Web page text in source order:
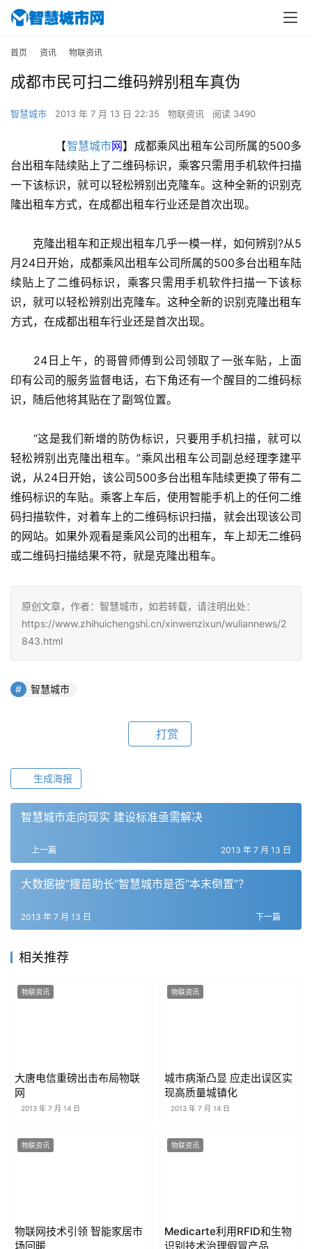
首页 资讯 物联资讯
成都市民可扫二维码辨别租车真伪
智慧城市 2013 年 7 月 13 日 22:35 物联资讯 阅读 3490
【智慧城市网】成都乘风出租车公司所属的500多
台出租车陆续贴上了二维码标识，乘客只需用手机软件扫描
一下该标识，就可以轻松辨别出克隆车。这种全新的识别克
隆出租车方式，在成都出租车行业还是首次出现。
克隆出租车和正规出租车几乎一模一样，如何辨别?从5
月24日开始，成都乘风出租车公司所属的500多台出租车陆
续贴上了二维码标识，乘客只需用手机软件扫描一下该标
识，就可以轻松辨别出克隆车。这种全新的识别克隆出租车
方式，在成都出租车行业还是首次出现。
24日上午，的哥曾师傅到公司领取了一张车贴，上面
印有公司的服务监督电话，右下角还有一个醒目的二维码标
识，随后他将其贴在了副驾位置。
“这是我们新增的防伪标识，只要用手机扫描，就可以
轻松辨别出克隆出租车。”乘风出租车公司副总经理李建平
说，从24日开始，该公司500多台出租车陆续更换了带有二
维码标识的车贴。乘客上车后，使用智能手机上的任何二维
码扫描软件，对着车上的二维码标识扫描，就会出现该公司
的网站。如果外观看是乘风公司的出租车，车上却无二维码
或二维码扫描结果不符，就是克隆出租车。
原创文章，作者：智慧城市，如若转载，请注明出处：
https://www.zhihuichengshi.cn/xinwenzixun/wuliannews/2
843.html
智慧城市
打赏
生成海报
智慧城市走向现实 建设标准亟需解决
上一篇 2013 年 7 月 13 日
大数据被“揠苗助长”智慧城市是否“本末倒置”？
下一篇
2013 年 7 月 13 日
相关推荐
物联资讯
大唐电信重磅出击布局物联
网
2013 年 7 月 14 日
物联资讯
城市病渐凸显 应走出误区实
现高质量城镇化
2013 年 7 月 14 日
物联资讯
物联网技术引领 智能家居市
场回暖
物联资讯
Medicarte利用RFID和生物
识别技术治理假冒产品